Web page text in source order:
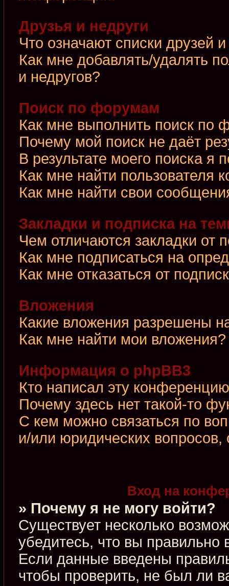
Друзья и недруги
Что означают списки друзей
Как мне добавлять/удалять
и недругов?
Поиск по форумам
Как мне выполнить поиск
Почему мой поиск не даёт
В результате моего поиска я
Как мне найти пользователя
Как мне найти свои
Закладки и подписка на
Чем отличаются закладки от
Как мне подписаться на
Как мне отказаться от
Вложения
Какие вложения разрешены
Как мне найти мои вложения?
Информация о phpBB3
Кто написал эту
Почему здесь нет такой-то
С кем можно связаться по
и/или юридических
Вход на
» Почему я не могу войти?
Существует несколько
убедитесь, что вы правильно
Если данные введены
чтобы проверить, не был ли